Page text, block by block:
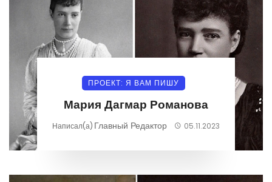
ПРОЕКТ: Я ВАМ ПИШУ
Мария Дагмар Романова
Написал(а) Главный Редактор 05.11.2023